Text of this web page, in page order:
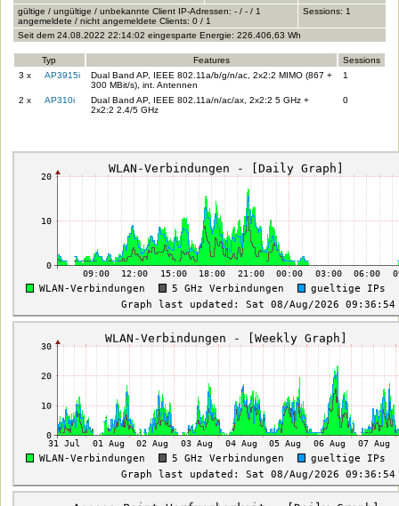
und
Medienservice
gültige / ungültige / unbekannte Client IP-Adressen: - / - / 1
angemeldete / nicht angemeldete Clients: 0 / 1
Sessions: 1
Seit dem 24.08.2022 22:14:02 eingesparte Energie: 226.406,63 Wh
Typ Features
Sessions
3 x
AP3915i
Dual Band AP, IEEE 802.11a/b/g/n/ac, 2x2:2 MIMO (867 +
300 MBit/s), int. Antennen
1
2 x AP310i
Dual Band AP, IEEE 802.11a/n/ac/ax, 2x2:2 5 GHz +
2x2:2 2.4/5 GHz
0